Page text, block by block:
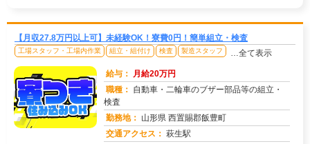
【月収27.8万円以上可】未経験OK！寮費0円！簡単組立・検査
工場スタッフ・工場内作業 組立・組付け 検査 製造スタッフ …全て表示
給与： 月給20万円
職種： 自動車・二輪車のブザー部品等の組立・
検査
勤務地： 山形県 西置賜郡飯豊町
交通アクセス： 萩生駅